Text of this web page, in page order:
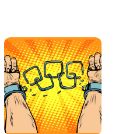
moderne
est-
elle
différente
?